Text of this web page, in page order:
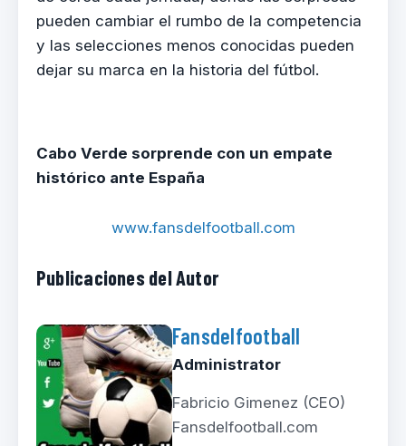
pueden cambiar el rumbo de la competencia
y las selecciones menos conocidas pueden
dejar su marca en la historia del fútbol.
Cabo Verde sorprende con un empate
histórico ante España
www.fansdelfootball.com
Publicaciones del Autor
Fansdelfootball
Administrator
Fabricio Gimenez (CEO)
Fansdelfootball.com